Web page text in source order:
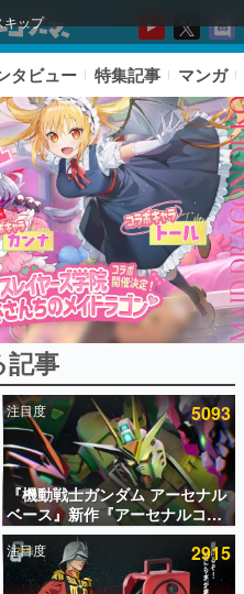
キップ
ンキング
タビュー 特集記事 マンガ
事
注目度 5093
『機動戦士ガンダム アーセナル
ベース』新作『アーセナルコマ
ンダー』発表！8月28日からオ
ープンベータテスト開催、2027
年2月下旬に稼働予定
注目度 2915